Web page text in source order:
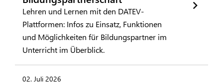
Lehren und Lernen mit den DATEV-
Plattformen: Infos zu Einsatz, Funktionen
und Möglichkeiten für Bildungspartner im
Unterricht im Überblick.
02. Juli 2026